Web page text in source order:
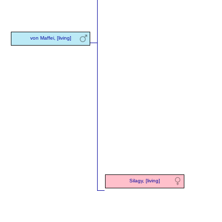
von Maffei, [living]
Silagy, [living]